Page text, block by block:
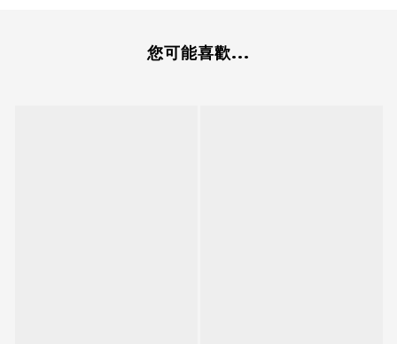
您可能喜歡...